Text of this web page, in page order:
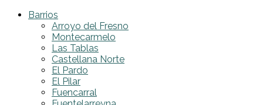
Barrios
Arroyo del Fresno
Montecarmelo
Las Tablas
Castellana Norte
El Pardo
El Pilar
Fuencarral